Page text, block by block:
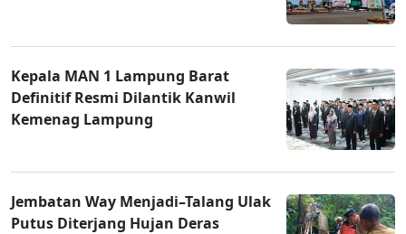
Kepala MAN 1 Lampung Barat
Definitif Resmi Dilantik Kanwil
Kemenag Lampung
Jembatan Way Menjadi–Talang Ulak
Putus Diterjang Hujan Deras